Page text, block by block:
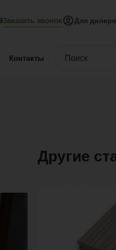
Заказать звонок Для
Контакты
Другие